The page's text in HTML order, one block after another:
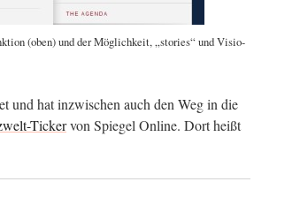
(oben) und der Mög­lich­keit, „sto­ries“ und Visio­
und hat inzwi­schen auch den Weg in die
Tickervon Spie­gel Online. Dort heißt